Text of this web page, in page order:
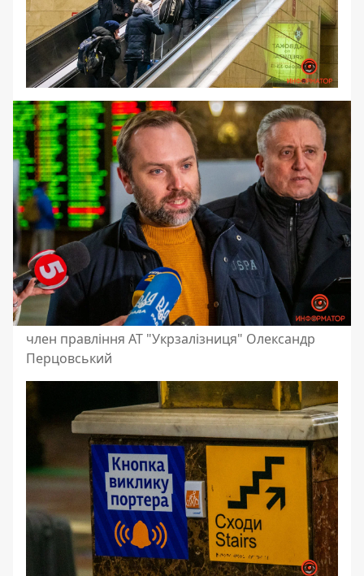
член правління АТ "Укрзалізниця" Олександр
Перцовський